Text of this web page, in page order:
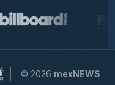
© 2026 mexNEWS